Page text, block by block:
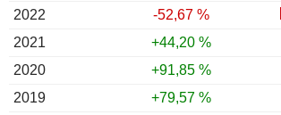
2022
-52,67 %
2021
+44,20 %
2020
+91,85 %
2019
+79,57 %